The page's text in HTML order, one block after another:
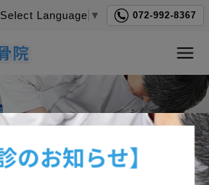
072-992-8367
Select Language ▼